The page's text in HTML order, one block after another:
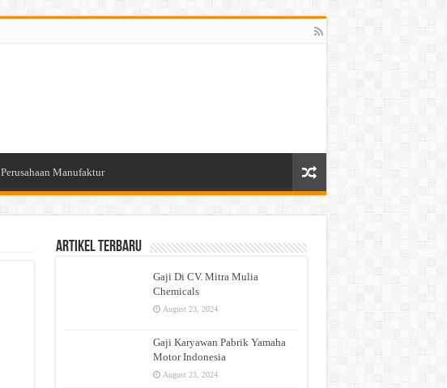
Perusahaan Manufaktur
Artikel Terbaru
Gaji Di CV. Mitra Mulia
Chemicals
August 23, 2024
Gaji Karyawan Pabrik Yamaha
Motor Indonesia
August 23, 2024